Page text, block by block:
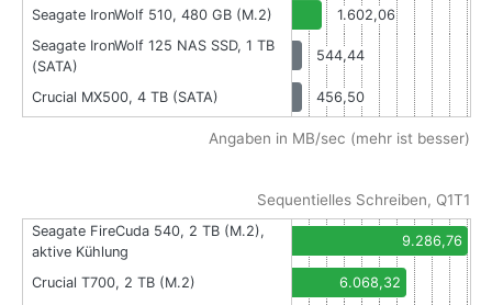
Seagate IronWolf 510, 480 GB (M.2)
1.602,06
Seagate IronWolf 125 NAS SSD, 1 TB
(SATA)
544,44
Crucial MX500, 4 TB (SATA) 456,50
Angaben in MB/sec (mehr ist besser)
Sequentielles Schreiben, Q1T1
Seagate FireCuda 540, 2 TB (M.2),
aktive Kühlung
9.286,76
Crucial T700, 2 TB (M.2)
6.068,32